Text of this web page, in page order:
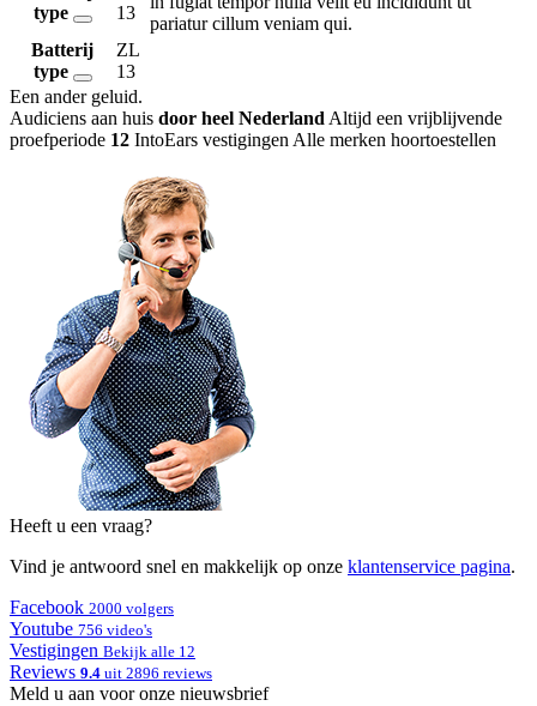
type
13
pariatur cillum veniam qui.
Batterij
type
ZL
13
Een ander geluid.
Audiciens aan huis door heel Nederland Altijd een vrijblijvende
proefperiode 12 IntoEars vestigingen Alle merken hoortoestellen
Heeft u een vraag?
Vind je antwoord snel en makkelijk op onze klantenservice pagina.
Facebook 2000 volgers
Youtube 756 video's
Vestigingen Bekijk alle 12
Reviews 9.4 uit 2896 reviews
Meld u aan voor onze nieuwsbrief